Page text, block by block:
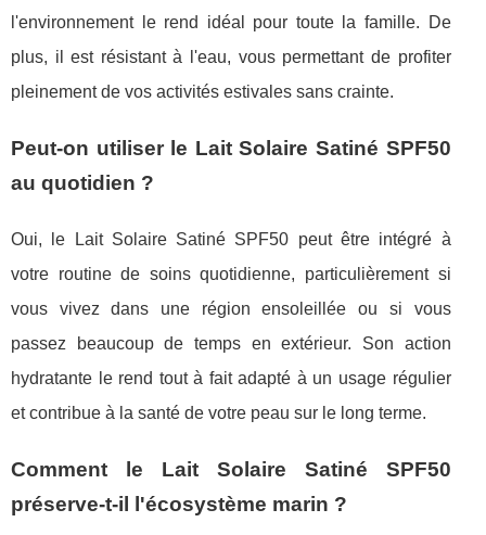
l'environnement le rend idéal pour toute la famille. De
plus, il est résistant à l'eau, vous permettant de profiter
pleinement de vos activités estivales sans crainte.
Peut-on utiliser le Lait Solaire Satiné SPF50
au quotidien ?
Oui, le Lait Solaire Satiné SPF50 peut être intégré à
votre routine de soins quotidienne, particulièrement si
vous vivez dans une région ensoleillée ou si vous
passez beaucoup de temps en extérieur. Son action
hydratante le rend tout à fait adapté à un usage régulier
et contribue à la santé de votre peau sur le long terme.
Comment le Lait Solaire Satiné SPF50
préserve-t-il l'écosystème marin ?